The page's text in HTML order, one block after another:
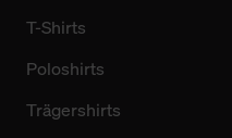
T-Shirts
Poloshirts
Trägershirts